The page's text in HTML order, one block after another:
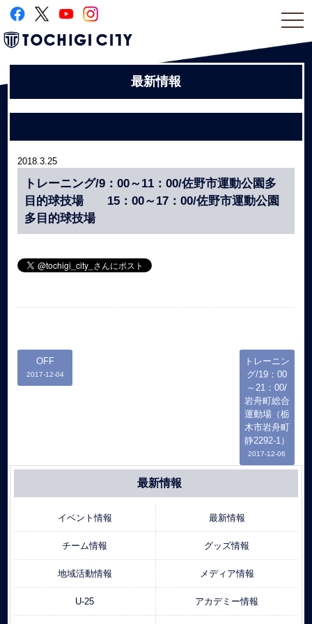
最新情報
2018.3.25
トレーニング/9：00～11：00/佐野市運動公園多
目的球技場 15：00～17：00/佐野市運動公園
多目的球技場
OFF
2017-12-04
トレーニン
グ/19：00
～21：00/
岩舟町総合
運動場（栃
木市岩舟町
静2292-1）
2017-12-06
最新情報
イベント情報 最新情報
チーム情報 グッズ情報
地域活動情報 メディア情報
U-25 アカデミー情報